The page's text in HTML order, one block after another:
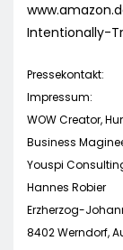
Intentionally-
Pressekontakt:
Impressum:
WOW Creator,
Business
Youspi
Hannes Robier
Erzherzog-
8402 Werndorf,